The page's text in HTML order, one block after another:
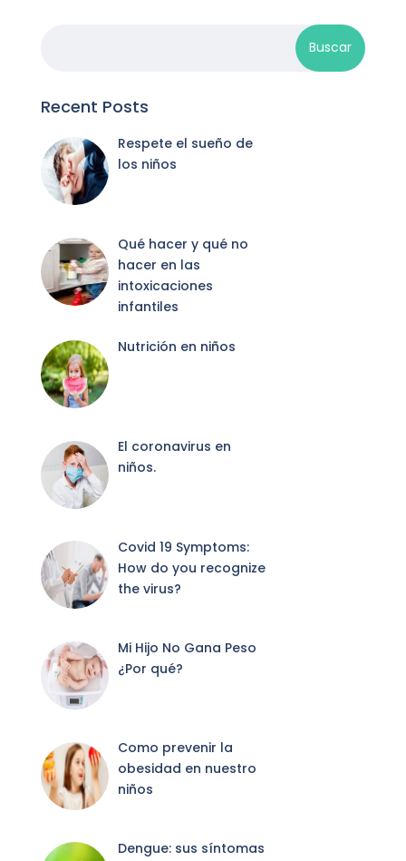
Recent Posts
Respete el sueño de
los niños
Qué hacer y qué no
hacer en las
intoxicaciones
infantiles
Nutrición en niños
El coronavirus en
niños.
Covid 19 Symptoms:
How do you recognize
the virus?
Mi Hijo No Gana Peso
¿Por qué?
Como prevenir la
obesidad en nuestro
niños
Dengue: sus síntomas